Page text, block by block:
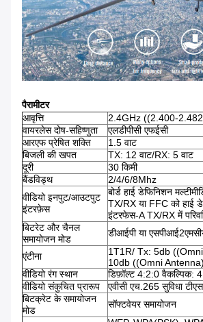
पैरामीटर
आवृत्ति
2.4GHz ((2.400-
वायरलेस दोष-सहिष्णुता
एलडीपीसी एफईसी
आरएफ प्रेषित शक्ति
1.5 वाट
बिजली की खपत
TX: 12 वाट/RX: 5 वाट
दूरी
30 किमी
बैंडविड्थ
2/4/6/8Mhz
वीडियो इनपुट/आउटपुट
इंटरफ़ेस
बोर्ड हाई डेफिनिशन
TX/RX या FFC को हाई
इंटरफेस-A TX/RX में
बिटरेट और चैनल
समायोजन मोड
डीआईपी या
एंटीना
1T1R/ Tx: 5db
10db ((Omni Antenna)
वीडियो रंग स्थान
डिफ़ॉल्ट 4:2:0 वैकल्पिक:
वीडियो संकुचित प्रारूप
एवीसी एच.265 सुविधा
बिटक्रेट के समायोजन
मोड
सॉफ्टवेयर समायोजन